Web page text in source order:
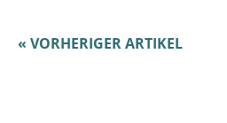
« VORHERIGER ARTIKEL